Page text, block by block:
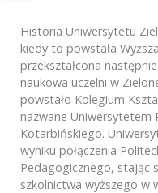
Historia Uniwersytetu
kiedy to powstała
przekształcona
naukowa uczelni w
powstało Kolegium
nazwane Uniwersytetem
Kotarbińskiego.
wyniku połączenia
Pedagogicznego, stając
szkolnictwa wyższego w